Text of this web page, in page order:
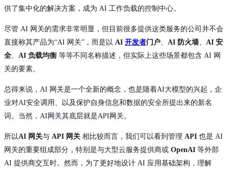
供了集中化的解决方案，成为 AI 工作负载的控制中心。
尽管 AI 网关的需求非常明显，但目前很多提供这类服务的公司并不会
直接称其产品为“AI 网关”，而是以 AI 开发者门户、 AI 防火墙、 AI 安
全、 AI 负载均衡 等等不同名称描述，但实际上这些场景都包含 AI 网
关的要素。
总得来说，AI 网关是一个全新的概念，也是随着AI大模型的兴起，企
业对AI安全调用、以及保护自身信息和数据的安全所提出来的新名
词。当然，AI网关其底层就是API网关。
所以AI 网关与 API 网关 相比较而言，我们可以看到管理 API 也是 AI
网关的重要组成部分，特别是与大型云服务提供商或 OpenAI 等外部
AI 提供商交互时。然而，为了更好地设计 AI 应用基础架构，理解